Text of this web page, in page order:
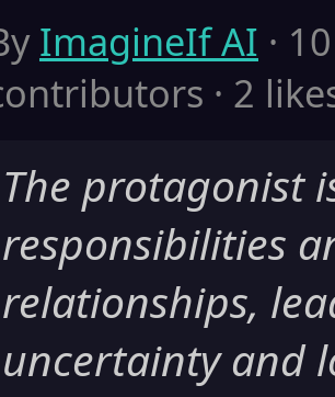
ImagineIf AI ·
· 2
The protagonist
responsibilities
relationships,
uncertainty and